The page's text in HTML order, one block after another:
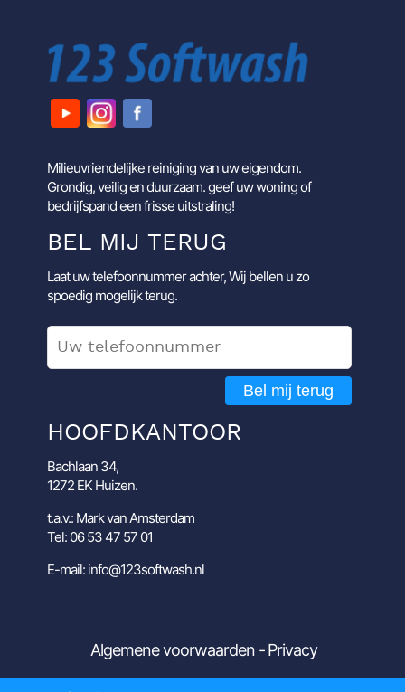
Milieuvriendelijke reiniging van uw eigendom.
Grondig, veilig en duurzaam. geef uw woning of
bedrijfspand een frisse uitstraling!
BEL MIJ TERUG
Laat uw telefoonnummer achter, Wij bellen u zo
spoedig mogelijk terug.
Bel mij terug
HOOFDKANTOOR
Bachlaan 34,
1272 EK Huizen.
t.a.v.: Mark van Amsterdam
Tel: 06 53 47 57 01
E-mail: info@123softwash.nl
Algemene voorwaarden Privacy